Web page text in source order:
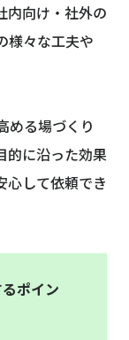
内向け・社外の
様々な工夫や
める場づくり
的に沿った効果
心して依頼でき
ポイン